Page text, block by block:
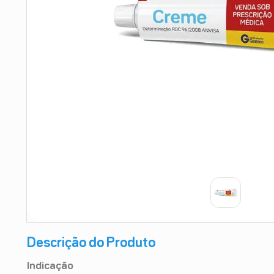
Descrição do Produto
Indicação
9º
absorvente
10ºshampoo